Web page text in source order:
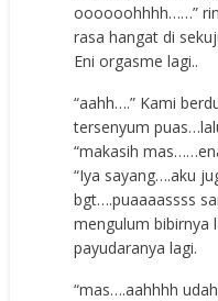
oooooohhhh……”
rasa hangat di
Eni orgasme lagi..
“aahh….” Kami
tersenyum
“makasih
“Iya sayang….aku
bgt….puaaaassss
mengulum bibirnya
payudaranya lagi.
“mas….aahhhh